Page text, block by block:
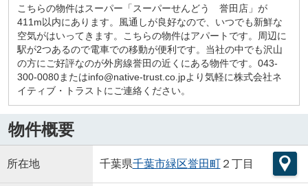
こちらの物件はスーパー「スーパーせんどう 誉田店」が
411m以内にあります。風通しが良好なので、いつでも新鮮な
空気がはいってきます。こちらの物件はアパートです。周辺に
駅が2つあるので電車での移動が便利です。当社の中でも沢山
の方にご好評なのが外房線誉田の近くにある物件です。043-
300-0080またはinfo@native-trust.co.jpより気軽に株式会社ネ
イティブ・トラストにご連絡ください。
物件概要
所在地 千葉県千葉市緑区誉田町２丁目